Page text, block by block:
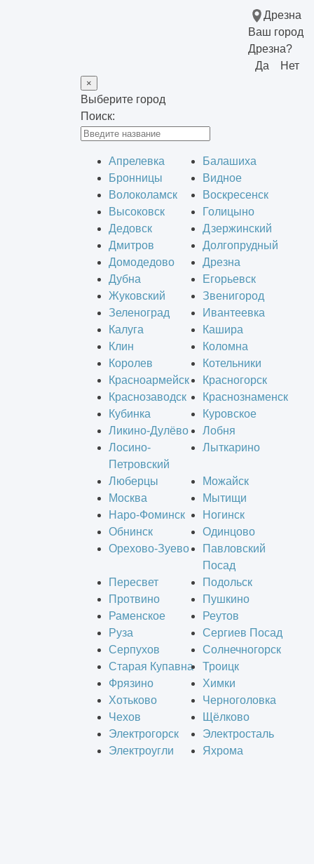
Дрезна
Ваш город
Дрезна?
Да
Нет
×
Выберите город
Поиск:
Апрелевка
Балашиха
Бронницы
Видное
Волоколамск
Воскресенск
Высоковск
Голицыно
Дедовск
Дзержинский
Дмитров
Долгопрудный
Домодедово
Дрезна
Дубна
Егорьевск
Жуковский
Звенигород
Зеленоград
Ивантеевка
Калуга
Кашира
Клин
Коломна
Королев
Котельники
Красноармейск
Красногорск
Краснозаводск
Краснознаменск
Кубинка
Куровское
Ликино-Дулёво
Лобня
Лосино-
Петровский
Лыткарино
Люберцы
Можайск
Москва
Мытищи
Наро-Фоминск
Ногинск
Обнинск
Одинцово
Орехово-Зуево
Павловский
Посад
Пересвет
Подольск
Протвино
Пушкино
Раменское
Реутов
Руза
Сергиев Посад
Серпухов
Солнечногорск
Старая Купавна
Троицк
Фрязино
Химки
Хотьково
Черноголовка
Чехов
Щёлково
Электрогорск
Электросталь
Электроугли
Яхрома